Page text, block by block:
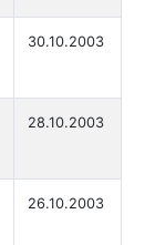
30.10.2003
28.10.2003
26.10.2003